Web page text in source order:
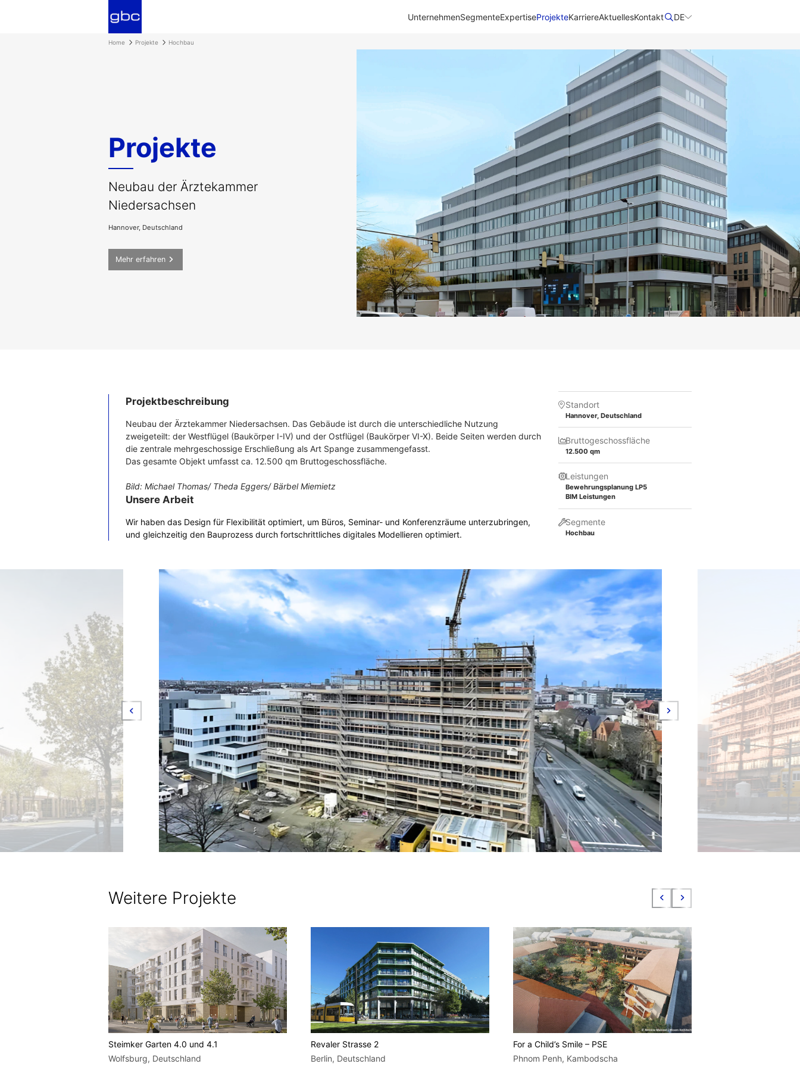
UnternehmenSegmenteExpertiseProjekteKarriereAktuellesKontakt DE
Home Projekte Hochbau
Projekte
Neubau der Ärztekammer
Niedersachsen
Hannover, Deutschland
Mehr erfahren
Projektbeschreibung
Neubau der Ärztekammer Niedersachsen. Das Gebäude ist durch die unterschiedliche Nutzung
zweigeteilt: der Westflügel (Baukörper I-IV) und der Ostflügel (Baukörper VI-X). Beide Seiten werden durch
die zentrale mehrgeschossige Erschließung als Art Spange zusammengefasst.
Das gesamte Objekt umfasst ca. 12.500 qm Bruttogeschossfläche.
Bild: Michael Thomas/ Theda Eggers/ Bärbel Miemietz
Unsere Arbeit
Wir haben das Design für Flexibilität optimiert, um Büros, Seminar- und Konferenzräume unterzubringen,
und gleichzeitig den Bauprozess durch fortschrittliches digitales Modellieren optimiert.
Standort
Hannover, Deutschland
Bruttogeschossfläche
12.500 qm
Leistungen
Bewehrungsplanung LP5
BIM Leistungen
Segmente
Hochbau
Weitere Projekte
Steimker Garten 4.0 und 4.1
Wolfsburg, Deutschland
Revaler Strasse 2
Berlin, Deutschland
For a Child’s Smile – PSE
Phnom Penh, Kambodscha